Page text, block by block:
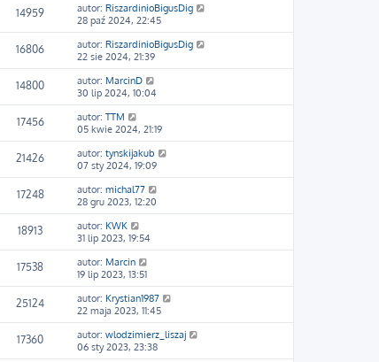
14959 autor: RiszardinioBigusDig
28 paź 2024, 22:45
16806 autor: RiszardinioBigusDig
22 sie 2024, 21:39
14800 autor: MarcinD
30 lip 2024, 10:04
17456 autor: TTM
05 kwie 2024, 21:19
21426 autor: tynskijakub
07 sty 2024, 19:09
17248 autor: michal77
28 gru 2023, 12:20
18913 autor: KWK
31 lip 2023, 19:54
17538 autor: Marcin
19 lip 2023, 13:51
25124 autor: Krystian1987
22 maja 2023, 11:45
17360 autor: wlodzimierz_liszaj
06 sty 2023, 23:38